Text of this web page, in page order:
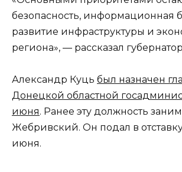
безопасность, информационная
развитие инфраструктуры и
региона», — рассказал
Александр Куць был назначен
Донецкой областной
июня. Ранее эту должность
Жебривский. Он подал в
июня.